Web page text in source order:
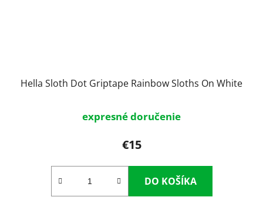
Hella Sloth Dot Griptape Rainbow Sloths On White
expresné doručenie
€15
DO KOŠÍKA